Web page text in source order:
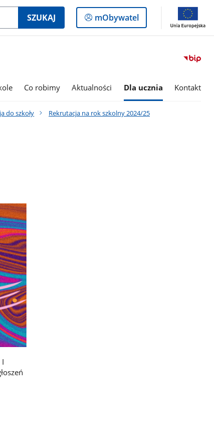
SZUKAJ
Logowanie
do
mObywatel
Co robimy Aktualności Dla ucznia Kontakt
do szkoły
Rekrutacja na rok szkolny 2024/25